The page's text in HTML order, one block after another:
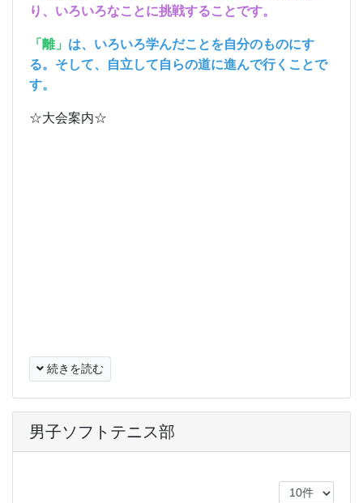
り、いろいろなことに挑戦することです。
「離」 は、いろいろ学んだことを自分のものにす
る。そして、自立して自らの道に進んで行くことで
す。
☆大会案内☆
続きを読む
男子ソフトテニス部